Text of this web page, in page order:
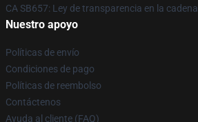
CA SB657: Ley de transparencia en la
Nuestro apoyo
Políticas de envío
Condiciones de pago
Políticas de reembolso
Contáctenos
Ayuda al cliente (FAQ)